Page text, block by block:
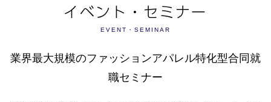
イベント・セミナー
EVENT・SEMINAR
業界最大規模のファッションアパレル特化型合同就
職セミナー